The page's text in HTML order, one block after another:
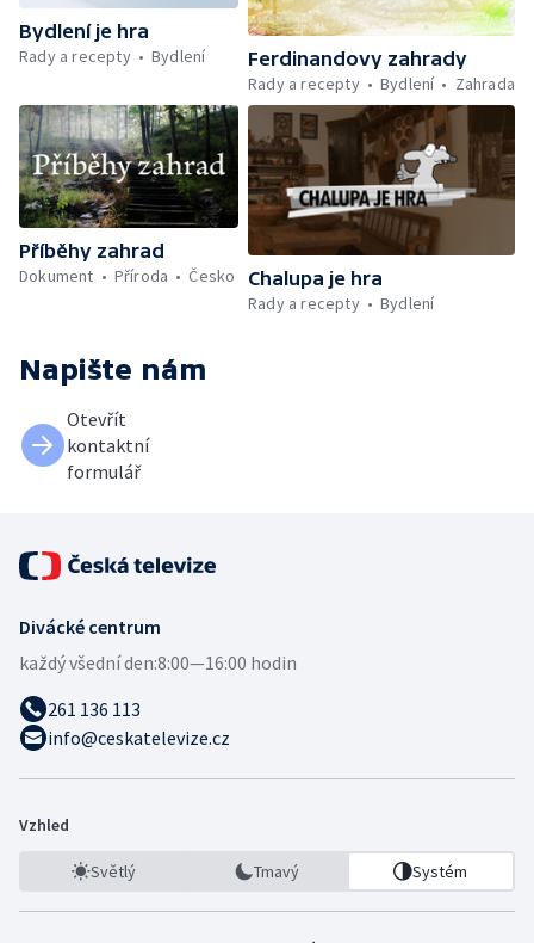
Bydlení je hra
Rady a recepty
Bydlení
Ferdinandovy zahrady
Rady a recepty
Bydlení Zahrada
Příběhy zahrad
Dokument
Příroda Česko
Chalupa je hra
Rady a recepty
Bydlení
Napište nám
Otevřít
kontaktní
formulář
Divácké centrum
každý všední den:8:00—16:00 hodin
261 136 113
info@ceskatelevize.cz
Vzhled
Světlý Tmavý Systém